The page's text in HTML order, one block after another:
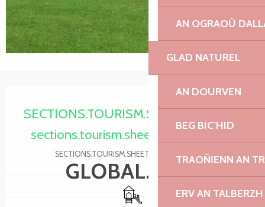
AN OGRAOÙ
GLAD NATUREL
AN DOURVEN
BEG BIC’HID
TRAOÑIENN AN
ERV AN TALBERZH
sections.tourism.sheet.periods.today
SECTIONS.TOURISM.SHEET.PERIODS.DETAILS
GLOBAL.FREE
Jeux pour enfants / Espace jeux